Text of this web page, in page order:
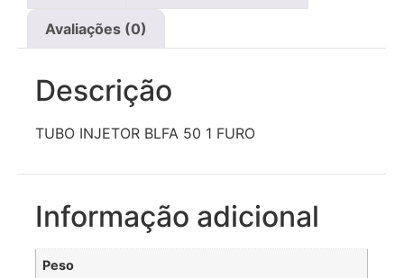
Avaliações (0)
Descrição
TUBO INJETOR BLFA 50 1 FURO
Informação adicional
Peso